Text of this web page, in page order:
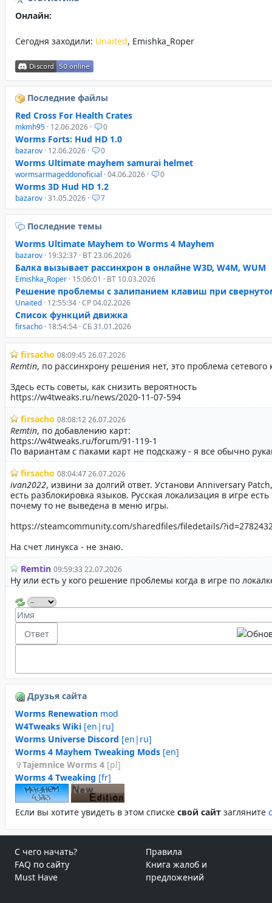
Онлайн:
Сегодня заходили: Unaited, Emishka_Roper
Последние файлы
Red Cross For Health Crates
mkmh95 · 12.06.2026 · 0
Worms Forts: Hud HD 1.0
bazarov · 12.06.2026 · 0
Worms Ultimate mayhem samurai helmet
wormsarmageddonoficial · 04.06.2026 · 0
Worms 3D Hud HD 1.2
bazarov · 31.05.2026 · 7
Последние темы
Worms Ultimate Mayhem to Worms 4 Mayhem
bazarov · 19:32:37 · ВТ 23.06.2026
Балка вызывает рассинхрон в онлайне W3D, W4M, WUM
Emishka_Roper · 15:06:01 · ВТ 10.03.2026
Решение проблемы с залипанием клавиш при
Unaited · 12:55:34 · СР 04.02.2026
Список функций движка
firsacho · 18:54:54 · СБ 31.01.2026
Друзья сайта
Worms Renewation mod
W4Tweaks Wiki [en|ru]
Worms Universe Discord [en|ru]
Worms 4 Mayhem Tweaking Mods [en]
Tajemnice Worms 4 [pl]
Worms 4 Tweaking [fr]
Если вы хотите увидеть в этом спиcке свой сайт загляните
С чего начать?
FAQ по сайту
Must Have
Правила
Книга жалоб и
предложений